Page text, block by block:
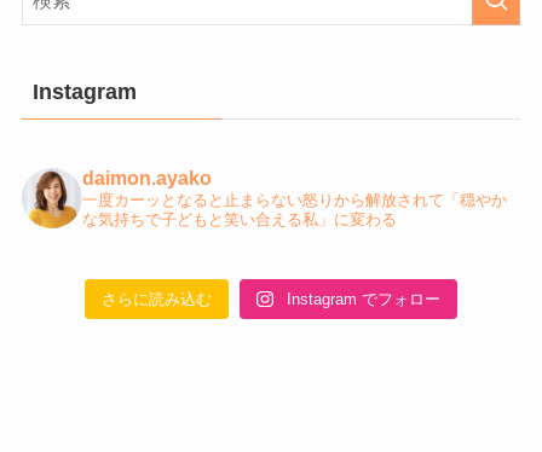
Instagram
daimon.ayako
一度カーッとなると止まらない怒りから解放されて「穏やか
な気持ちで子どもと笑い合える私」に変わる
さらに読み込む Instagram でフォロー